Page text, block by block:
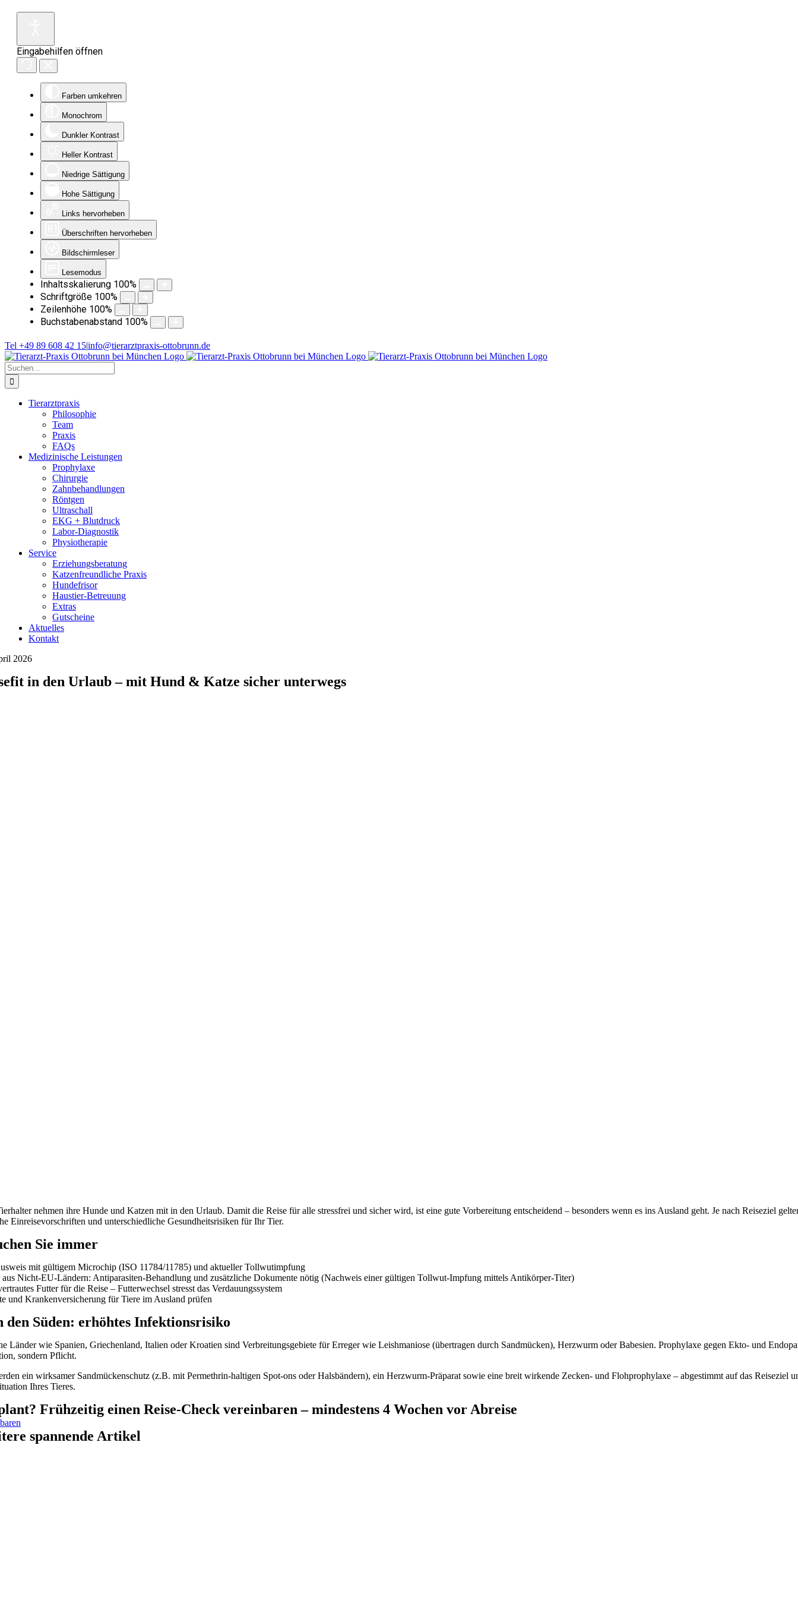
Eingabehilfen öffnen
Farben umkehren
Monochrom
Dunkler Kontrast
Heller Kontrast
Niedrige Sättigung
Hohe Sättigung
Links hervorheben
Überschriften hervorheben
Bildschirmleser
Lesemodus
Inhaltsskalierung 100%
Schriftgröße 100%
Zeilenhöhe 100%
Buchstabenabstand 100%
Zum
Inhalt
springen
Tel +49 89 608 42 15|info@tierarztpraxis-ottobrunn.de
Suche
nach:
Tierarztpraxis
Philosophie
Team
Praxis
FAQs
Medizinische Leistungen
Prophylaxe
Chirurgie
Zahnbehandlungen
Röntgen
Ultraschall
EKG + Blutdruck
Labor-Diagnostik
Physiotherapie
Service
Erziehungsberatung
Katzenfreundliche Praxis
Hundefrisor
Haustier-Betreuung
Extras
Gutscheine
Aktuelles
Kontakt
2026
in den Urlaub – mit Hund & Katze sicher unterwegs
nehmen ihre Hunde und Katzen mit in den Urlaub. Damit die Reise für alle stressfrei und sicher wird, ist eine gute Vorbereitung entscheidend – besonders wenn es ins Ausland geht. Je nach Reiseziel
Einreisevorschriften und unterschiedliche Gesundheitsrisiken für Ihr Tier.
Sie immer
mit gültigem Microchip (ISO 11784/11785) und aktueller Tollwutimpfung
Nicht-EU-Ländern: Antiparasiten-Behandlung und zusätzliche Dokumente nötig (Nachweis einer gültigen Tollwut-Impfung mittels Antikörper-Titer)
Futter für die Reise – Futterwechsel stresst das Verdauungssystem
und Krankenversicherung für Tiere im Ausland prüfen
den Süden: erhöhtes Infektionsrisiko
Länder wie Spanien, Griechenland, Italien oder Kroatien sind Verbreitungsgebiete für Erreger wie Leishmaniose (übertragen durch Sandmücken), Herzwurm oder Babesien. Prophylaxe gegen Ekto- und
sondern Pflicht.
ein wirksamer Sandmückenschutz (z.B. mit Permethrin-haltigen Spot-ons oder Halsbändern), ein Herzwurm-Präparat sowie eine breit wirkende Zecken- und Flohprophylaxe – abgestimmt auf das Reiseziel
Ihres Tieres.
Frühzeitig einen Reise-Check vereinbaren – mindestens 4 Wochen vor Abreise
spannende Artikel